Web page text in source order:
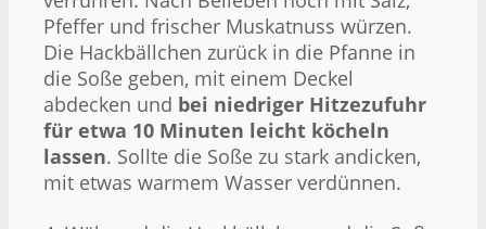
Pfeffer und frischer Muskatnuss würzen.
Die Hackbällchen zurück in die Pfanne in
die Soße geben, mit einem Deckel
abdecken und bei niedriger Hitzezufuhr
für etwa 10 Minuten leicht köcheln
lassen. Sollte die Soße zu stark andicken,
mit etwas warmem Wasser verdünnen.